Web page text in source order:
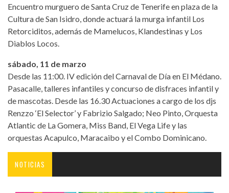
Encuentro murguero de Santa Cruz de Tenerife en plaza de la
Cultura de San Isidro, donde actuará la murga infantil Los
Retorciditos, además de Mamelucos, Klandestinas y Los
Diablos Locos.
sábado, 11 de marzo
Desde las 11:00. IV edición del Carnaval de Día en El Médano.
Pasacalle, talleres infantiles y concurso de disfraces infantil y
de mascotas. Desde las 16.30 Actuaciones a cargo de los djs
Renzzo ‘El Selector’ y Fabrizio Salgado; Neo Pinto, Orquesta
Atlantic de La Gomera, Miss Band, El Vega Life y las
orquestas Acapulco, Maracaibo y el Combo Dominicano.
NOTICIAS